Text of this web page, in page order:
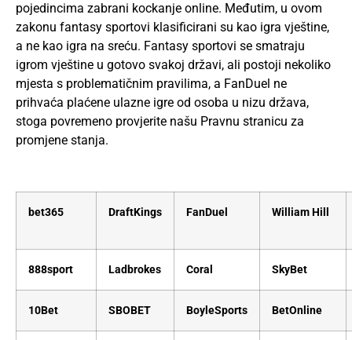
pojedincima zabrani kockanje online. Međutim, u ovom
zakonu fantasy sportovi klasificirani su kao igra vještine,
a ne kao igra na sreću. Fantasy sportovi se smatraju
igrom vještine u gotovo svakoj državi, ali postoji nekoliko
mjesta s problematičnim pravilima, a FanDuel ne
prihvaća plaćene ulazne igre od osoba u nizu država,
stoga povremeno provjerite našu Pravnu stranicu za
promjene stanja.
bet365 DraftKings FanDuel William Hill
888sport Ladbrokes Coral SkyBet
10Bet SBOBET BoyleSports BetOnline